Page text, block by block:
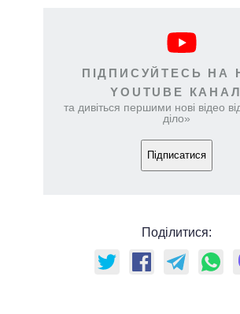
ПІДПИСУЙТЕСЬ НА
YOUTUBE КАНАЛ
та дивіться першими нові відео
діло»
Підписатися
Поділитися: